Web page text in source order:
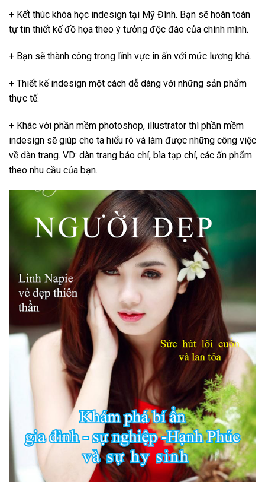
+ Kết thúc khóa học indesign tại Mỹ Đình. Bạn sẽ hoàn toàn
tự tin thiết kế đồ họa theo ý tưởng độc đáo của chính mình.
+ Bạn sẽ thành công trong lĩnh vực in ấn với mức lương khá.
+ Thiết kế indesign một cách dễ dàng với những sản phẩm
thực tế.
+ Khác với phần mềm photoshop, illustrator thì phần mềm
indesign sẽ giúp cho ta hiểu rõ và làm được những công việc
về dàn trang. VD: dàn trang báo chí, bìa tạp chí, các ấn phẩm
theo nhu cầu của bạn.